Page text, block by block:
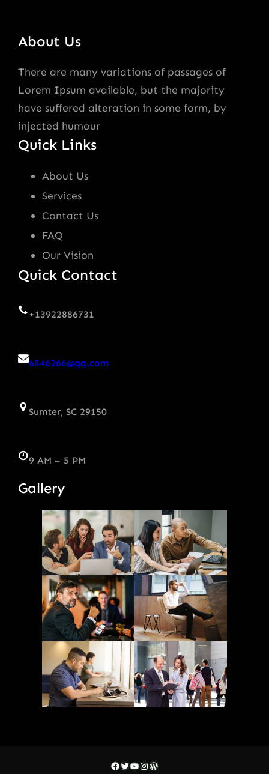
About Us
There are many variations of passages of
Lorem Ipsum available, but the majority
have suffered alteration in some form, by
injected humour
Quick Links
About Us
Services
Contact Us
FAQ
Our Vision
Quick Contact
+13922886731
6846266@qq.com
Sumter, SC 29150
9 AM – 5 PM
Gallery
Facebook
Twitter
YouTube
Instagram
WordPress